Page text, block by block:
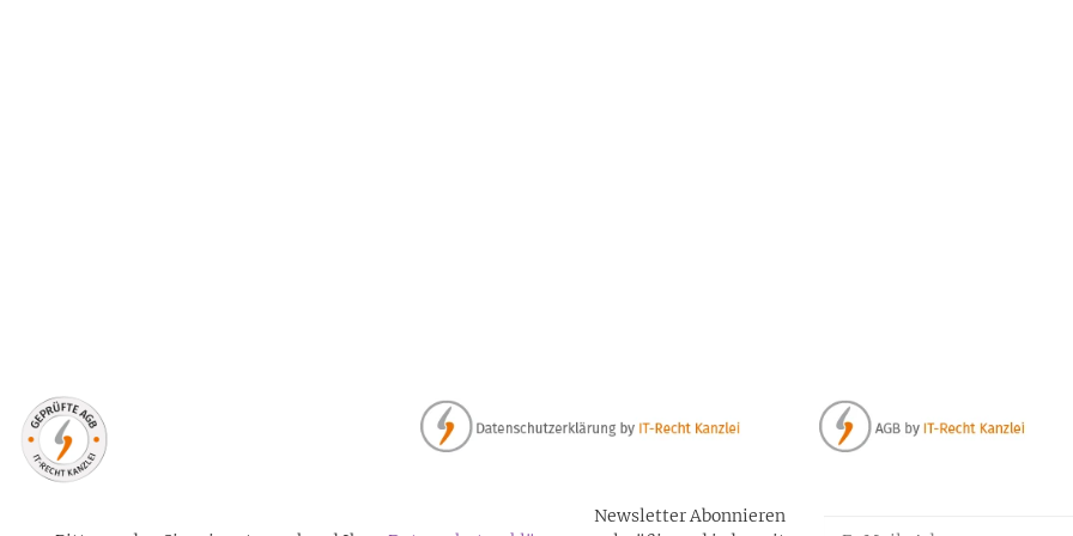
Newsletter Abonnieren